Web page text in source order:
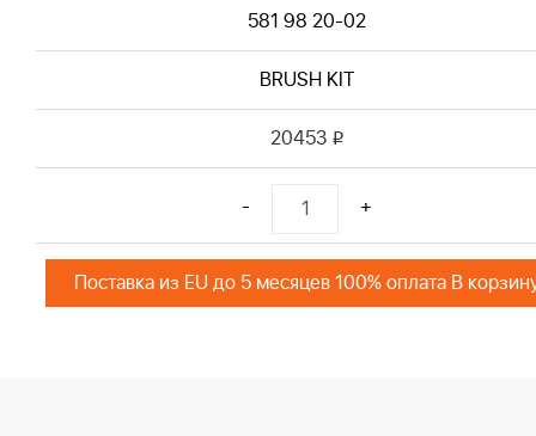
581 98 20-02
BRUSH KIT
20453 i
- +
Поставка из EU до 5 месяцев 100% оплата В